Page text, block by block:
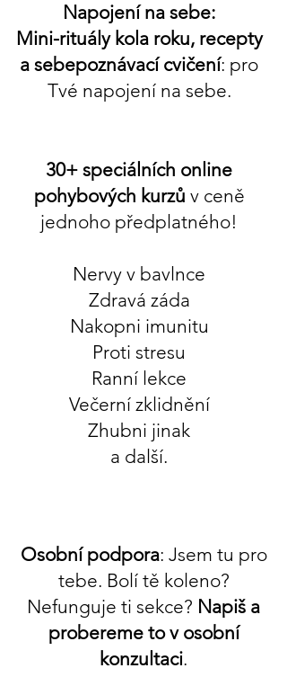
Napojení na sebe:
Mini-rituály kola roku, recepty
a sebepoznávací cvičení: pro
Tvé napojení na sebe.
30+ speciálních online
pohybových kurzů v ceně
jednoho předplatného!
Nervy v bavlnce
Zdravá záda
Nakopni imunitu
Proti stresu
Ranní lekce
Večerní zklidnění
Zhubni jinak
a další.
Osobní podpora: Jsem tu pro
tebe. Bolí tě koleno?
Nefunguje ti sekce? Napiš a
probereme to v osobní
konzultaci.